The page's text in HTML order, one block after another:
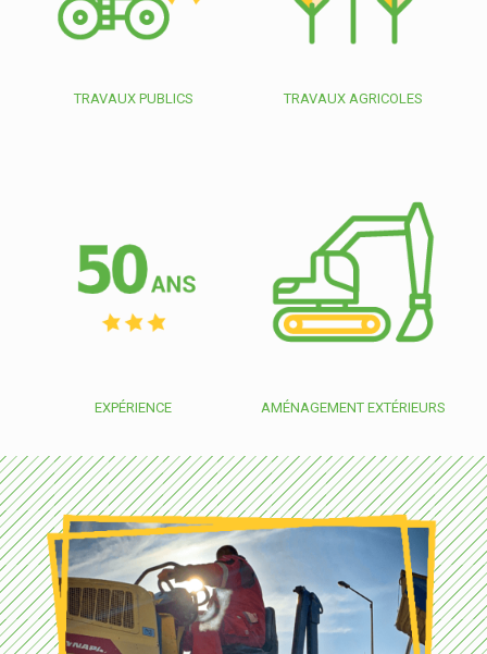
TRAVAUX PUBLICS TRAVAUX AGRICOLES
EXPÉRIENCE AMÉNAGEMENT EXTÉRIEURS